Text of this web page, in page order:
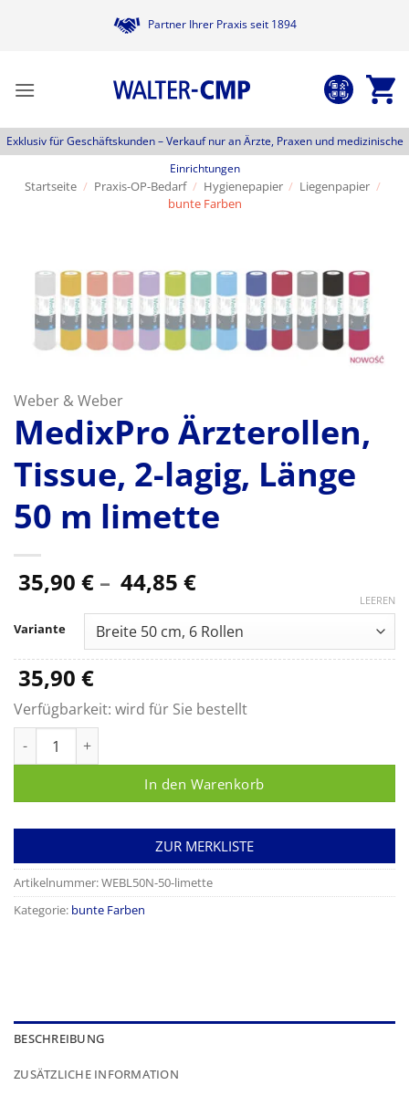
Partner Ihrer Praxis seit 1894
Exklusiv für Geschäftskunden –Verkauf nur an Ärzte, Praxen und medizinische
Einrichtungen
Startseite / Praxis-OP-Bedarf / Hygienepapier / Liegenpapier /
bunte Farben
Weber & Weber
MedixPro Ärzterollen,
Tissue, 2-lagig, Länge
50 m limette
35,90 € – 44,85 €Preisspanne:
bis
44,85 €
Variante
LEEREN
35,90 €
Verfügbarkeit: wird für Sie bestellt
In den Warenkorb
ZUR MERKLISTE
Artikelnummer:WEBL50N-50-limette
Kategorie: bunte Farben
BESCHREIBUNG
ZUSÄTZLICHE INFORMATION